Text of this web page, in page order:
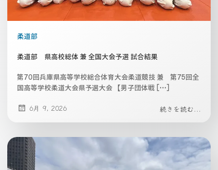
柔道部
柔道部 県高校総体 兼 全国大会予選 試合結果
第70回兵庫県高等学校総合体育大会柔道競技 兼 第75回全
国高等学校柔道大会県予選大会 【男子団体戦 […]
6月 9, 2026 続きを読む...